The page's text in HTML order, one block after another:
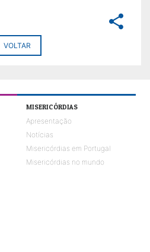
share
VOLTAR
MISERICÓRDIAS
Apresentação
Notícias
Misericórdias em Portugal
Misericórdias no mundo